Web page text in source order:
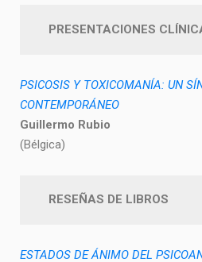
PRESENTACIONES
PSICOSIS Y TOXICOMANÍA: UN
CONTEMPORÁNEO
Guillermo Rubio
(Bélgica)
RESEÑAS DE LIBROS
ESTADOS DE ÁNIMO DEL